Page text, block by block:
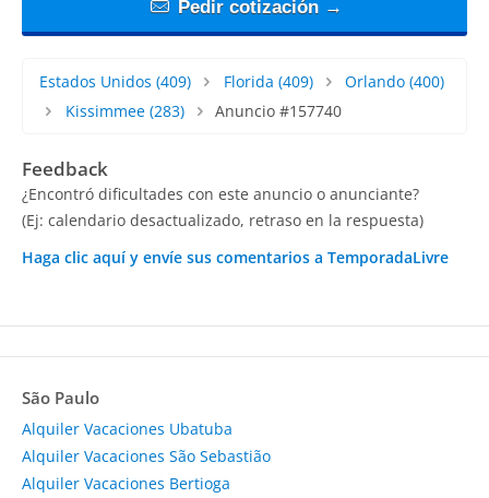
Pedir cotización →
Estados Unidos (409) Florida (409) Orlando (400)
Kissimmee(283) Anuncio #157740
Feedback
¿Encontró dificultades con este anuncio o anunciante?
(Ej: calendario desactualizado, retraso en la respuesta)
Haga clic aquí y envíe sus comentarios a TemporadaLivre
São Paulo
Alquiler Vacaciones Ubatuba
Alquiler Vacaciones São Sebastião
Alquiler Vacaciones Bertioga